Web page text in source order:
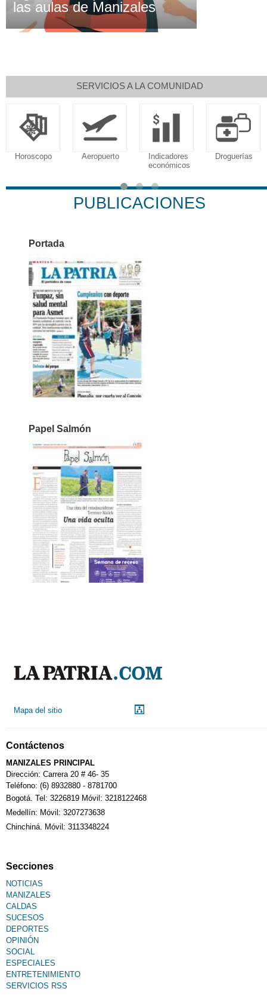
las aulas de Manizales
SERVICIOS A LA COMUNIDAD
Horoscopo Aeropuerto
Indicadores
económicos
Droguerías
PUBLICACIONES
Portada
Papel Salmón
Mapa del sitio
Contáctenos
MANIZALES PRINCIPAL
Dirección: Carrera 20 # 46- 35
Teléfono: (6) 8932880 - 8781700
Bogotá. Tel: 3226819 Móvil: 3218122468
Medellín: Móvil: 3207273638
Chinchiná. Móvil: 3113348224
Secciones
NOTICIAS
MANIZALES
CALDAS
SUCESOS
DEPORTES
OPINIÓN
SOCIAL
ESPECIALES
ENTRETENIMIENTO
SERVICIOS RSS